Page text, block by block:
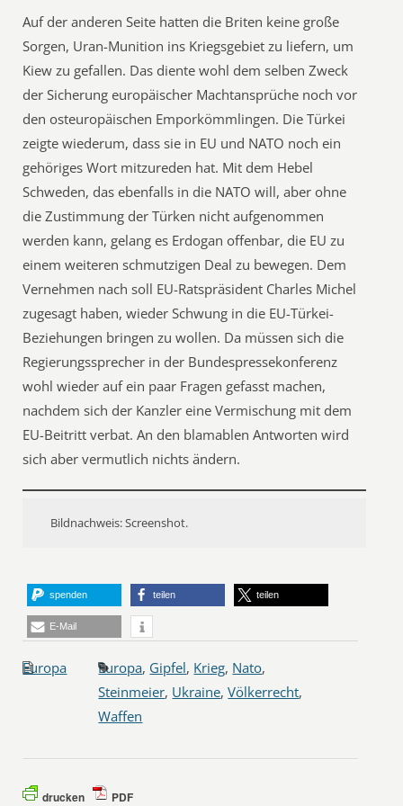
Auf der anderen Seite hatten die Briten keine große
Sorgen, Uran-Munition ins Kriegsgebiet zu liefern, um
Kiew zu gefallen. Das diente wohl dem selben Zweck
der Sicherung europäischer Machtansprüche noch vor
den osteuropäischen Emporkömmlingen. Die Türkei
zeigte wiederum, dass sie in EU und NATO noch ein
gehöriges Wort mitzureden hat. Mit dem Hebel
Schweden, das ebenfalls in die NATO will, aber ohne
die Zustimmung der Türken nicht aufgenommen
werden kann, gelang es Erdogan offenbar, die EU zu
einem weiteren schmutzigen Deal zu bewegen. Dem
Vernehmen nach soll EU-Ratspräsident Charles Michel
zugesagt haben, wieder Schwung in die EU-Türkei-
Beziehungen bringen zu wollen. Da müssen sich die
Regierungssprecher in der Bundespressekonferenz
wohl wieder auf ein paar Fragen gefasst machen,
nachdem sich der Kanzler eine Vermischung mit dem
EU-Beitritt verbat. An den blamablen Antworten wird
sich aber vermutlich nichts ändern.
Bildnachweis: Screenshot.
spenden teilen teilen
E-Mail
Europa Europa, Gipfel, Krieg, Nato,
Steinmeier, Ukraine,Völkerrecht,
Waffen
drucken PDF